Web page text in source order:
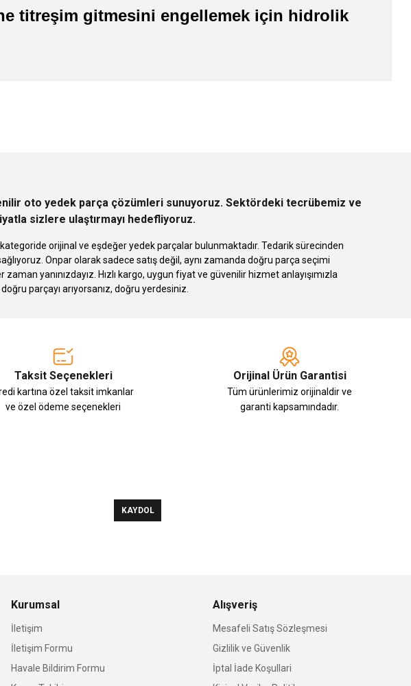
titreşim gitmesini engellemek için hidrolik
oto yedek parça çözümleri sunuyoruz. Sektördeki tecrübemiz ve
sizlere ulaştırmayı hedefliyoruz.
orijinal ve eşdeğer yedek parçalar bulunmaktadır. Tedarik sürecinden
Onpar olarak sadece satış değil, aynı zamanda doğru parça seçimi
yanınızdayız. Hızlı kargo, uygun fiyat ve güvenilir hizmet anlayışımızla
parçayı arıyorsanız, doğru yerdesiniz.
Taksit Seçenekleri
kartına özel taksit imkanlar
ve özel ödeme seçenekleri
Orijinal Ürün Garantisi
Tüm ürünlerimiz orijinaldir ve
garanti kapsamındadır.
KAYDOL
Kurumsal
İletişim
İletişim Formu
Havale Bildirim Formu
Alışveriş
Mesafeli Satış Sözleşmesi
Gizlilik ve Güvenlik
İptal İade Koşullari